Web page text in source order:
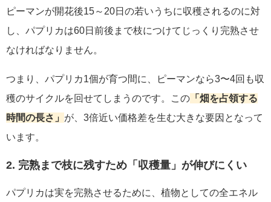
ピーマンが開花後15～20日の若いうちに収穫されるのに対
し、パプリカは60日前後まで枝につけてじっくり完熟させ
なければなりません。
つまり、パプリカ1個が育つ間に、ピーマンなら3〜4回も収
穫のサイクルを回せてしまうのです。この 「畑を占領する
時間の長さ」 が、3倍近い価格差を生む大きな要因となって
います。
2. 完熟まで枝に残すため「収穫量」が伸びにくい
パプリカは実を完熟させるために、植物としての全エネル